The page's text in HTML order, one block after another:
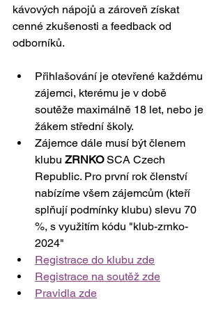
kávových nápojů a zároveň získat
cenné zkušenosti a feedback od
odborníků.
Přihlašování je otevřené každému
zájemci, kterému je v době
soutěže maximálně 18 let, nebo je
žákem střední školy.
Zájemce dále musí být členem
klubu ZRNKO SCA Czech
Republic. Pro první rok členství
nabízíme všem zájemcům (kteří
splňují podmínky klubu) slevu 70
%, s využitím kódu "klub-zrnko-
2024"
Registrace do klubu zde
Registrace na soutěž zde
Pravidla zde